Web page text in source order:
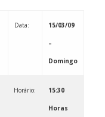
Data: 15/03/09
–
Domingo
Horário: 15:30
Horas